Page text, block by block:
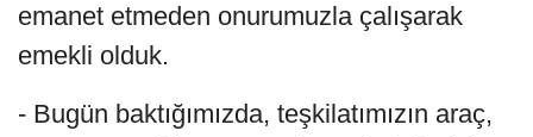
emanet etmeden onurumuzla çalışarak
emekli olduk.
- Bugün baktığımızda, teşkilatımızın araç,